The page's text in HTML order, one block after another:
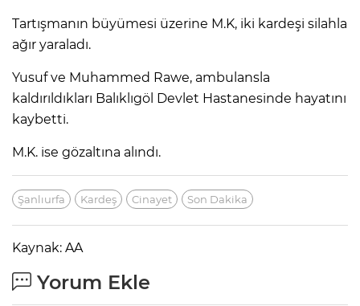
Tartışmanın büyümesi üzerine M.K, iki kardeşi silahla
ağır yaraladı.
Yusuf ve Muhammed Rawe, ambulansla
kaldırıldıkları Balıklıgöl Devlet Hastanesinde hayatını
kaybetti.
M.K. ise gözaltına alındı.
Şanlıurfa Kardeş Cinayet Son Dakika
Kaynak: AA
Yorum Ekle